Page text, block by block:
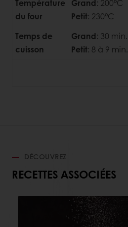
Température
du four
Grand: 200°C
Petit: 230°C
Temps de
cuisson
Grand: 30 min.
Petit: 8 à 9 min.
DÉCOUVREZ
RECETTES ASSOCIÉES